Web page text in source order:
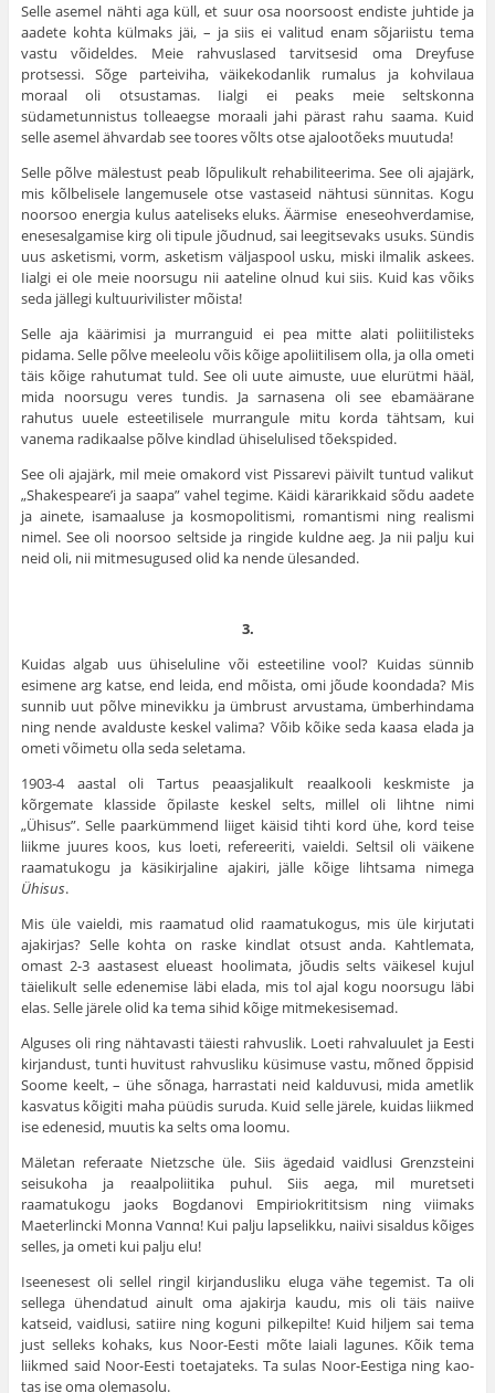
Selle asemel nähti aga küll, et suur osa noor­soost endiste juhtide ja
aadete kohta külmaks jäi, – ja siis ei valitud enam sõjariistu tema
vastu võideldes. Meie rahvuslased tarvitsesid oma Dreyfuse
protsessi. Sõge parteiviha, väikeko­danlik rumalus ja kohvilaua
moraal oli otsustamas. Iialgi ei peaks meie seltskonna
südametunnistus tolleaegse moraali jahi pärast rahu saama. Kuid
selle asemel ähvardab see toores võlts otse ajalootõeks muutuda!
Selle põlve mälestust peab lõpulikult rehabiliteerima. See oli ajajärk,
mis kõlbelisele langemusele otse vastaseid nähtusi sünnitas. Kogu
noorsoo energia kulus aateliseks eluks. Äärmise eneseohverdamise,
enesesalgamise kirg oli tipule jõudnud, sai leegitsevaks usuks. Sündis
uus asketismi, vorm, asketism väljaspool usku, miski ilmalik askees.
Iialgi ei ole meie noorsugu nii aateline olnud kui siis. Kuid kas võiks
seda jällegi kultuurivilister mõista!
Selle aja käärimisi ja murranguid ei pea mitte alati poliitilisteks
pidama. Selle põlve meeleolu võis kõige apoliitilisem olla, ja olla ometi
täis kõige rahutumat tuld. See oli uute aimuste, uue elurütmi hääl,
mida noorsugu veres tundis. Ja sar­nasena oli see ebamäärane
rahutus uuele estee­tilisele murrangule mitu korda tähtsam, kui
vanema radikaalse põlve kindlad ühiselulised tõekspided.
See oli ajajärk, mil meie omakord vist Pissarevi päivilt tuntud valikut
„Shakespeare’i ja saapa” vahel tegime. Käidi kärarikkaid sõdu aadete
ja ainete, isamaaluse ja kosmopolitismi, romantismi ning realismi
nimel. See oli noorsoo seltside ja ringide kuldne aeg. Ja nii palju kui
neid oli, nii mitmesugused olid ka nende ülesanded.
3.
Kuidas algab uus ühiseluline või esteetiline vool? Kuidas sünnib
esimene arg katse, end leida, end mõista, omi jõude koondada? Mis
sunnib uut põlve minevikku ja ümbrust arvustama, ümberhindama
ning nende avalduste keskel valima? Võib kõike seda kaasa elada ja
ometi võimetu olla seda seletama.
1903-4 aastal oli Tartus peaasjalikult reaal­kooli keskmiste ja
kõrgemate klasside õpilaste keskel selts, millel oli lihtne nimi
„Ühisus”. Selle paarkümmend liiget käisid tihti kord ühe, kord teise
liikme juures koos, kus loeti, refereeriti, vai­eldi. Seltsil oli väikene
raamatukogu ja käsikir­jaline ajakiri, jälle kõige lihtsama nimega
Ühisus.
Mis üle vaieldi, mis raamatud olid raamatu­kogus, mis üle kirjutati
ajakirjas? Selle kohta on raske kindlat otsust anda. Kahtlemata,
omast 2-3 aastasest elueast hoolimata, jõudis selts väi­kesel kujul
täielikult selle edenemise läbi elada, mis tol ajal kogu noorsugu läbi
elas. Selle järele olid ka tema sihid kõige mitmekesisemad.
Alguses oli ring nähtavasti täiesti rahvuslik. Loeti rahvaluulet ja Eesti
kirjandust, tunti huvitust rahvusliku küsimuse vastu, mõned õppisid
Soome keelt, – ühe sõnaga, harrastati neid kalduvusi, mida ametlik
kasvatus kõigiti maha püüdis suruda. Kuid selle järele, kuidas liikmed
ise edenesid, muutis ka selts oma loomu.
Mäletan referaate Nietzsche üle. Siis ägedaid vaidlusi Grenzsteini
seisukoha ja reaalpoliitika pu­hul. Siis aega, mil muretseti
raamatukogu jaoks Bogdanovi Empiriokrititsism ning viimaks
Maeterlincki Monna Vαnnα! Kui palju lapselikku, naiivi sisaldus kõiges
selles, ja ometi kui palju elu!
Iseenesest oli sellel ringil kirjandusliku eluga vähe tegemist. Ta oli
sellega ühendatud ainult oma ajakirja kaudu, mis oli täis naiive
katseid, vaidlusi, satiire ning koguni pilkepilte! Kuid hil­jem sai tema
just selleks kohaks, kus Noor-Eesti mõte laiali lagunes. Kõik tema
liikmed said Noor-Eesti toetajateks. Ta sulas Noor-Eestiga ning kao­
tas ise oma olemasolu.